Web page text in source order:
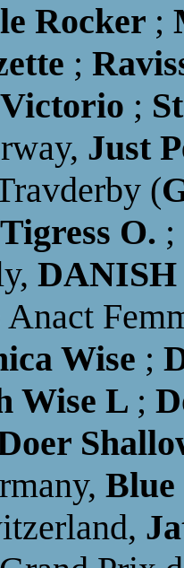
Rocker ;
;
;
Just
(
Tigress O. ;
Anact
Wise ;
Wise L ;
,